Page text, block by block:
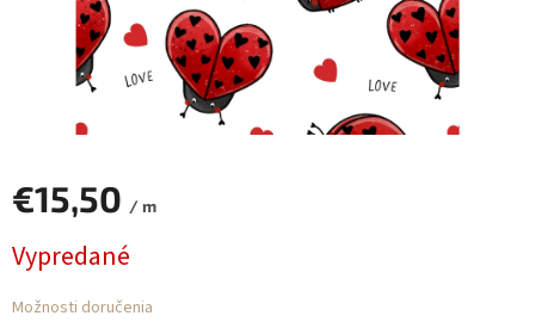
€15,50 / m
cena:
Vypredané
Možnosti doručenia